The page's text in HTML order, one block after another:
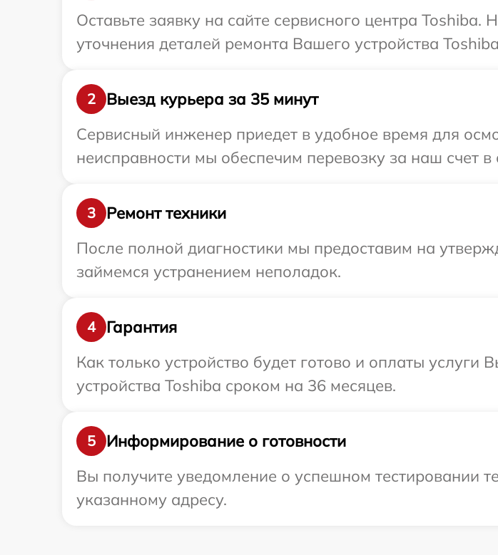
Оставьте заявку на сайте сервисного центра
уточнения деталей ремонта Вашего устройства
2
Выезд курьера за 35 минут
Сервисный инженер приедет в удобное время для
неисправности мы обеспечим перевозку за наш счет в
3
Ремонт техники
После полной диагностики мы предоставим на
займемся устранением неполадок.
4
Гарантия
Как только устройство будет готово и оплаты
устройства Toshiba сроком на 36 месяцев.
5
Информирование о готовности
Вы получите уведомление о успешном тестировании
указанному адресу.